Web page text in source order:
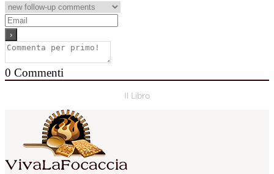
0 Commenti
Il Libro